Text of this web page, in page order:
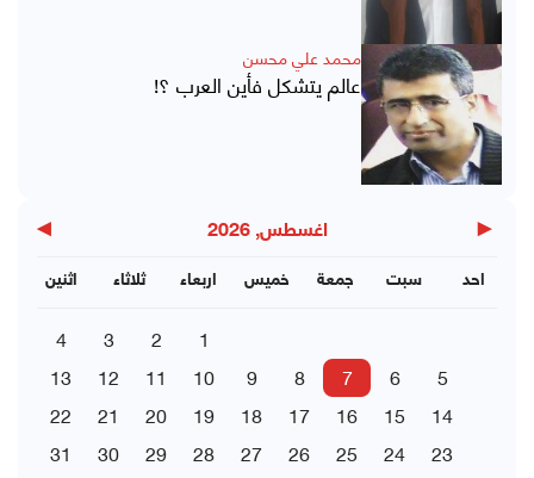
محمد علي محسن
عالم يتشكل فأين العرب ؟!
◀ اغسطس, 2026 ▶
اثنين ثلاثاء اربعاء خميس جمعة سبت احد
1
2
3
4
5
6
7
8
9
10
11
12
13
14
15
16
17
18
19
20
21
22
23
24
25
26
27
28
29
30
31